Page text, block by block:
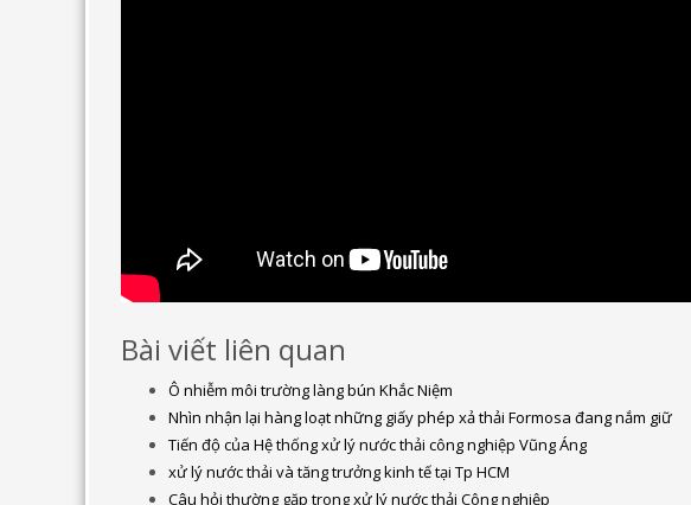
Bài viết liên quan
Ô nhiễm môi trường làng bún Khắc Niệm
Nhìn nhận lại hàng loạt những giấy phép xả thải Formosa đang nắm giữ
Tiến độ của Hệ thống xử lý nước thải công nghiệp Vũng Áng
xử lý nước thải và tăng trưởng kinh tế tại Tp HCM
Câu hỏi thường gặp trong xử lý nước thải Công nghiệp